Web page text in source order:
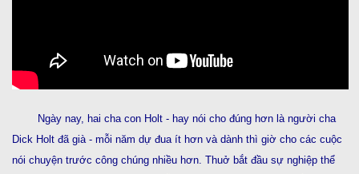
Ngày nay, hai cha con Holt - hay nói cho đúng hơn là người cha
Dick Holt đã già - mỗi năm dự đua ít hơn và dành thì giờ cho các cuộc
nói chuyện trước công chúng nhiều hơn. Thuở bắt đầu sự nghiệp thể